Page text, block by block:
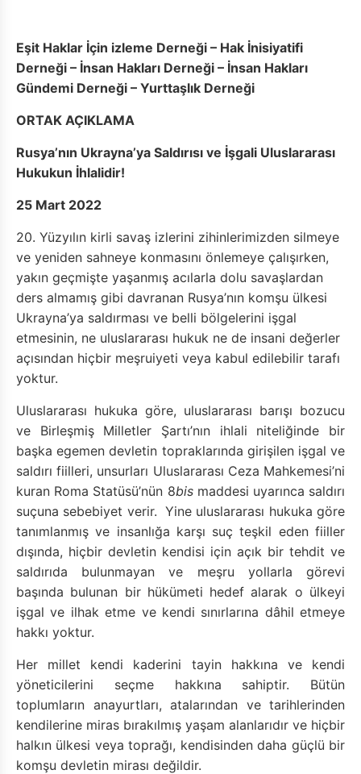
Eşit Haklar İçin izleme Derneği – Hak İnisiyatifi
Derneği – İnsan Hakları Derneği – İnsan Hakları
Gündemi Derneği – Yurttaşlık Derneği
ORTAK AÇIKLAMA
Rusya’nın Ukrayna’ya Saldırısı ve İşgali Uluslararası
Hukukun İhlalidir!
25 Mart 2022
20. Yüzyılın kirli savaş izlerini zihinlerimizden silmeye
ve yeniden sahneye konmasını önlemeye çalışırken,
yakın geçmişte yaşanmış acılarla dolu savaşlardan
ders almamış gibi davranan Rusya’nın komşu ülkesi
Ukrayna’ya saldırması ve belli bölgelerini işgal
etmesinin, ne uluslararası hukuk ne de insani değerler
açısından hiçbir meşruiyeti veya kabul edilebilir tarafı
yoktur.
Uluslararası hukuka göre, uluslararası barışı bozucu
ve Birleşmiş Milletler Şartı’nın ihlali niteliğinde bir
başka egemen devletin topraklarında girişilen işgal ve
saldırı fiilleri, unsurları Uluslararası Ceza Mahkemesi’ni
kuran Roma Statüsü’nün 8bismaddesi uyarınca saldırı
suçuna sebebiyet verir. Yine uluslararası hukuka göre
tanımlanmış ve insanlığa karşı suç teşkil eden fiiller
dışında, hiçbir devletin kendisi için açık bir tehdit ve
saldırıda bulunmayan ve meşru yollarla görevi
başında bulunan bir hükümeti hedef alarak o ülkeyi
işgal ve ilhak etme ve kendi sınırlarına dâhil etmeye
hakkı yoktur.
Her millet kendi kaderini tayin hakkına ve kendi
yöneticilerini seçme hakkına sahiptir. Bütün
toplumların anayurtları, atalarından ve tarihlerinden
kendilerine miras bırakılmış yaşam alanlarıdır ve hiçbir
halkın ülkesi veya toprağı, kendisinden daha güçlü bir
komşu devletin mirası değildir.